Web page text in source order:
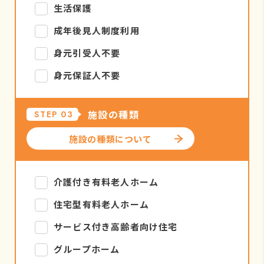
生活保護
成年後見人制度利用
身元引受人不要
身元保証人不要
STEP 03 施設の種類
施設の種類について
介護付き有料老人ホーム
住宅型有料老人ホーム
サービス付き高齢者向け住宅
グループホーム